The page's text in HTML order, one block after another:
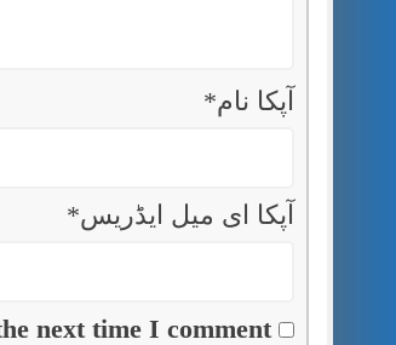
آپکا نام*
آپکا ای میل ایڈریس*
next time I comment.